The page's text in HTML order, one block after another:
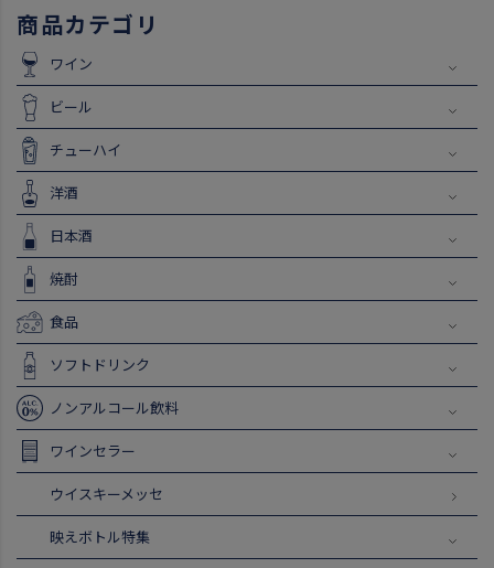
商品カテゴリ
ワイン
ビール
チューハイ
洋酒
日本酒
焼酎
食品
ソフトドリンク
ノンアルコール飲料
ワインセラー
ウイスキーメッセ
映えボトル特集